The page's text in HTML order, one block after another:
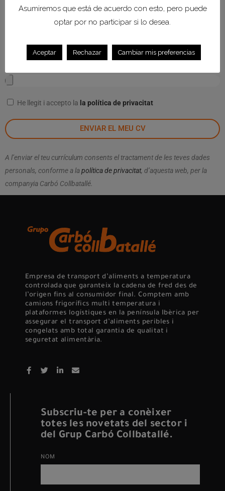
Correu electrònic
He llegit i accepto la la política de privacitat
ENVIAR EL MEU CV
A l’enviar el teu currículum consents el tractament de les teves dades
personals, conforme a lapolítica de privacitat, d’aquesta web, per la
companyia Carbó Collbatallé.
Empresa de transport d’aliments a temperatura
controlada que garanteix la cadena de fred des de
l’origen fins al consumidor final. Comptem amb
camions frigorífics multi temperatura i
plataformes logístiques en la península Ibèrica per
assegurar el transport d’aliments peribles i
congelats amb total garantia de qualitat i
seguretat alimentària.
Subscriu-te per a conèixer
totes les novetats del sector i
del Grup Carbó Collbatallé.
NOM
Asumiremos que está de acuerdo con esto, pero puede
optar por no participar si lo desea.
Aceptar Rechazar Cambiar mis preferencias